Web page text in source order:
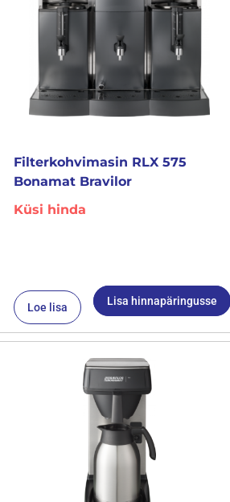
Filterkohvimasin RLX 575
Bonamat Bravilor
Küsi hinda
Loe lisa Lisa hinnapäringusse